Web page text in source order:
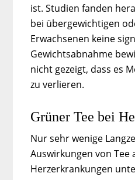
ist. Studien fanden
bei übergewichtigen
Erwachsenen keine
Gewichtsabnahme
nicht gezeigt, dass es
zu verlieren.
Grüner Tee bei
Nur sehr wenige
Auswirkungen von Tee
Herzerkrankungen